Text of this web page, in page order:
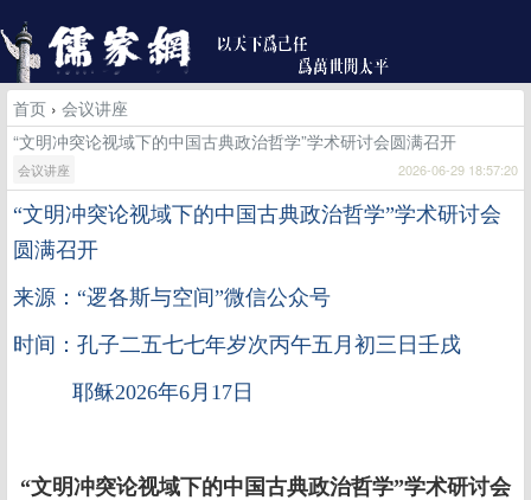
首页 › 会议讲座
“文明冲突论视域下的中国古典政治哲学”学术研讨会圆满召开
会议讲座 2026-06-29 18:57:20
“文明冲突论视域下的中国古典政治哲学”学术研讨会
圆满召开
来源：“逻各斯与空间”微信公众号
时间：孔子二五七七年岁次丙午五月初三日壬戌
耶稣2026年6月17日
“文明冲突论视域下的中国古典政治哲学”学术研讨会